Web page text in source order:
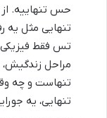
حس تنهاییه.
تنهایی مثل یه
تس فقط
مراحل زندگیش،
تنهاست و چه
تنهایی، یه